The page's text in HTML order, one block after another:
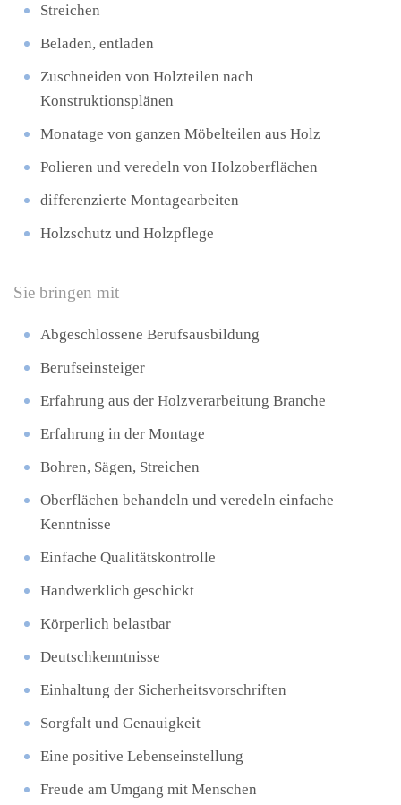
Streichen
Beladen, entladen
Zuschneiden von Holzteilen nach
Konstruktionsplänen
Monatage von ganzen Möbelteilen aus Holz
Polieren und veredeln von Holzoberflächen
differenzierte Montagearbeiten
Holzschutz und Holzpflege
Sie bringen mit
Abgeschlossene Berufsausbildung
Berufseinsteiger
Erfahrung aus der Holzverarbeitung Branche
Erfahrung in der Montage
Bohren, Sägen, Streichen
Oberflächen behandeln und veredeln einfache
Kenntnisse
Einfache Qualitätskontrolle
Handwerklich geschickt
Körperlich belastbar
Deutschkenntnisse
Einhaltung der Sicherheitsvorschriften
Sorgfalt und Genauigkeit
Eine positive Lebenseinstellung
Freude am Umgang mit Menschen